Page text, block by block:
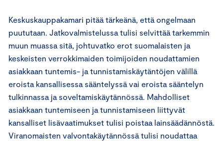
Keskuskauppakamari pitää tärkeänä, että ongelmaan
puututaan. Jatkovalmistelussa tulisi selvittää tarkemmin
muun muassa sitä, johtuvatko erot suomalaisten ja
keskeisten verrokkimaiden toimijoiden noudattamien
asiakkaan tuntemis- ja tunnistamiskäytäntöjen välillä
eroista kansallisessa sääntelyssä vai eroista sääntelyn
tulkinnassa ja soveltamiskäytännössä. Mahdolliset
asiakkaan tuntemiseen ja tunnistamiseen liittyvät
kansalliset lisävaatimukset tulisi poistaa lainsäädännöstä.
Viranomaisten valvontakäytännössä tulisi noudattaa